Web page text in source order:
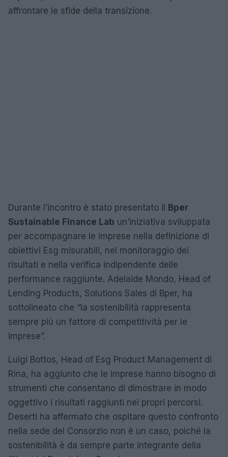
affrontare le sfide della transizione.
Durante l’incontro è stato presentato il
Bper
Sustainable Finance Lab un’iniziativa sviluppata
per accompagnare le imprese nella definizione di
obiettivi Esg misurabili, nel monitoraggio dei
risultati e nella verifica indipendente delle
performance raggiunte. Adelaide Mondo, Head of
Lending Products, Solutions Sales di Bper, ha
sottolineato che “la sostenibilità rappresenta
sempre più un fattore di competitività per le
imprese”.
Luigi Bottos, Head of Esg Product Management di
Rina, ha aggiunto che le imprese hanno bisogno di
strumenti che consentano di dimostrare in modo
oggettivo i risultati raggiunti nei propri percorsi.
Deserti ha affermato che ospitare questo confronto
nella sede del Consorzio non è un caso, poiché la
sostenibilità è da sempre parte integrante della